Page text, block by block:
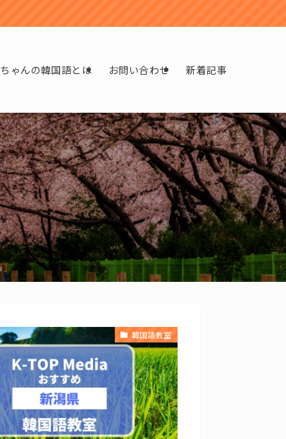
ゃんの韓国語とは お問い合わせ 新着記事
韓国語教室